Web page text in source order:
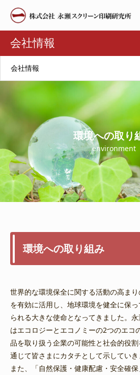
会社情報
会社情報
環境への取り
environment
環境への取り組み
世界的な環境保全に関する活動の高ま
を有効に活用し、地球環境を健全に保
られる大きな使命となってきました。
はエコロジーとエコノミーの2つのエコ
品を取り扱う企業の可能性と社会的役
通じて皆さまにカタチとして示していき
また、「自然保護・健康配慮・安全確